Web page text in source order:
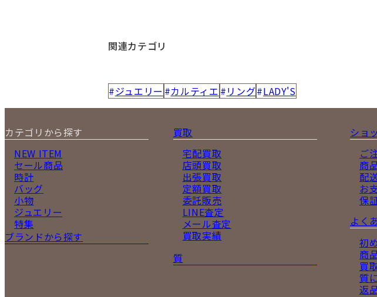
関連カテゴリ
ジュエリー カルティエ リング LADY'S
カテゴリから探す
NEW ITEM
セール商品
時計
バッグ
小物
ジュエリー
特集
ブランドから探す
買取
宅配買取
店頭買取
出張買取
定額買取
委託販売
LINE査定
メール査定
買取実績
質
ショ
ご
商
配
お
保
よく
初
商
買
質
返